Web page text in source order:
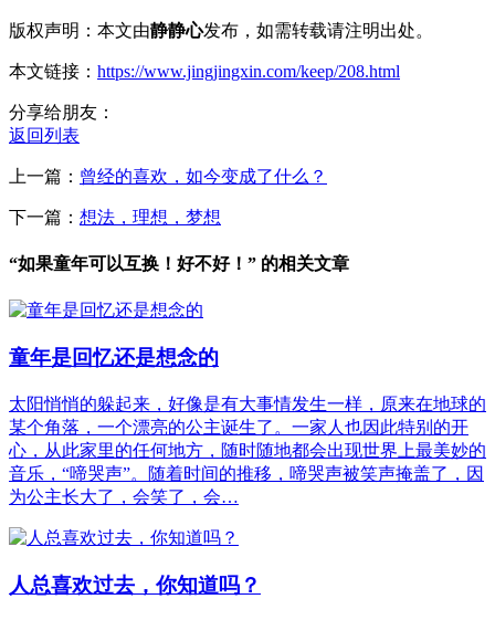
版权声明：本文由静静心发布，如需转载请注明出处。
本文链接： https://www.jingjingxin.com/keep/208.html
分享给朋友：
返回列表
上一篇： 曾经的喜欢，如今变成了什么？
下一篇： 想法，理想，梦想
“如果童年可以互换！好不好！” 的相关文章
童年是回忆还是想念的
太阳悄悄的躲起来，好像是有大事情发生一样，原来在地球的
某个角落，一个漂亮的公主诞生了。一家人也因此特别的开
心，从此家里的任何地方，随时随地都会出现世界上最美妙的
音乐，“啼哭声”。随着时间的推移，啼哭声被笑声掩盖了，因
为公主长大了，会笑了，会…
人总喜欢过去，你知道吗？